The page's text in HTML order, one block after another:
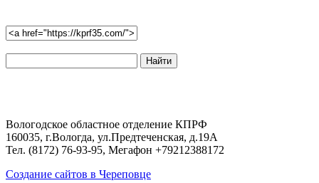
по
Вологодское областное отделение КПРФ
160035, г.Вологда, ул.Предтеченская, д.19А
Тел. (8172) 76-93-95, Мегафон +79212388172
Создание сайтов в Череповце